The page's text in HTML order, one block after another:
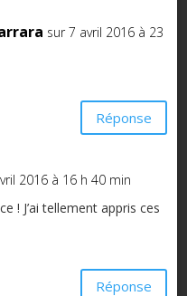
sur 7 avril 2016 à 23
Réponse
2016 à 16 h 40 min
! J’ai tellement appris ces
Réponse